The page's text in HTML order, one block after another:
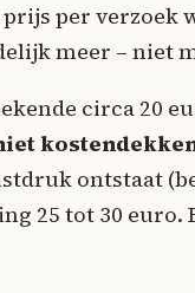
per
meer – niet
circa 20
ontstaat
25 tot 30